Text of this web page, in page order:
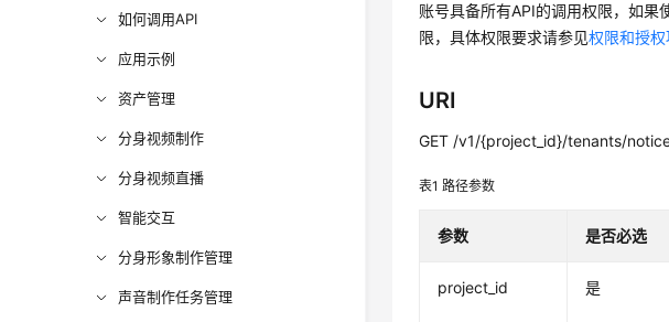
如何调用API
应用示例
资产管理
分身视频制作
分身视频直播
智能交互
分身形象制作管理
声音制作任务管理
账号具备所有API的调用权限，如果
限，具体权限要求请参见权限和授权
URI
GET /v1/{project_id}/tenants/
表1路径参数
参数 是否必选
project_id 是